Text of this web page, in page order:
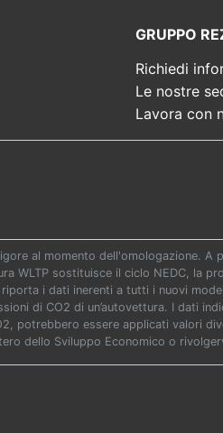
GRUPPO
Richiedi
Le nostre
Lavora con
al momento dell'omologazione. A
WLTP sostituisce il ciclo NEDC, la
i dati inerenti a tutti i nuovi
di CO2 di un’autovettura. I dati
potrebbero essere applicati valori
dello Sviluppo Economico o